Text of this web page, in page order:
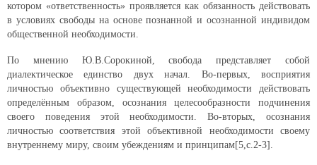
котором «ответственность» проявляется как обязанность действовать
в условиях свободы на основе познанной и осознанной индивидом
общественной необходимости.
По мнению Ю.В.Сорокиной, свобода представляет собой
диалектическое единство двух начал. Во-первых, восприятия
личностью объективно существующей необходимости действовать
определённым образом, осознания целесообразности подчинения
своего поведения этой необходимости. Во-вторых, осознания
личностью соответствия этой объективной необходимости своему
внутреннему миру, своим убеждениям и принципам[5,с.2-3].